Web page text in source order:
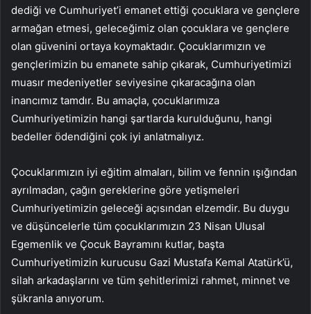
dediği ve Cumhuriyet’i emanet ettiği çocuklara ve gençlere
armağan etmesi, geleceğimiz olan çocuklara ve gençlere
olan güvenini ortaya koymaktadır. Çocuklarımızın ve
gençlerimizin bu emanete sahip çıkarak, Cumhuriyetimizi
muasır medeniyetler seviyesine çıkaracağına olan
inancımız tamdır. Bu amaçla, çocuklarımıza
Cumhuriyetimizin hangi şartlarda kurulduğunu, hangi
bedeller ödendiğini çok iyi anlatmalıyız.
Çocuklarımızın iyi eğitim almaları, bilim ve fennin ışığından
ayrılmadan, çağın gereklerine göre yetişmeleri
Cumhuriyetimizin geleceği açısından elzemdir. Bu duygu
ve düşüncelerle tüm çocuklarımızın 23 Nisan Ulusal
Egemenlik ve Çocuk Bayramını kutlar, başta
Cumhuriyetimizin kurucusu Gazi Mustafa Kemal Atatürk’ü,
silah arkadaşlarını ve tüm şehitlerimizi rahmet, minnet ve
şükranla anıyorum.